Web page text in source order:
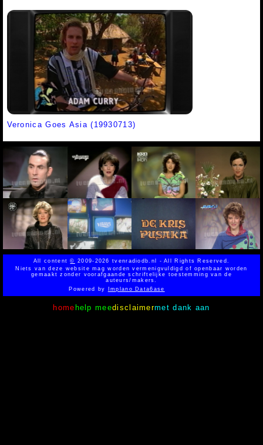
Veronica Goes Asia (19930713)
All content© 2009-2026 tvenradiodb.nl - All Rights Reserved.
Niets van deze website mag worden vermenigvuldigd of openbaar worden
gemaakt zonder voorafgaande schriftelijke toestemming van de
auteurs/makers.
Powered byImplano Data6ase
home help meedisclaimermet dank aan